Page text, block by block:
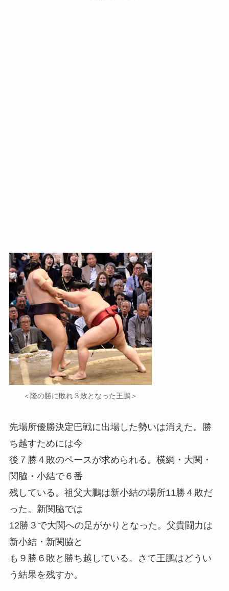
＜隆の勝に敗れ３敗となった王鵬＞
先場所優勝決定巴戦に出場した勢いは消えた。勝
ち越すためには今
後７勝４敗のペースが求められる。横綱・大関・
関脇・小結で６番
残している。祖父大鵬は新小結の場所11勝４敗だ
った。新関脇では
12勝３で大関への足がかりとなった。父貴闘力は
新小結・新関脇と
も９勝６敗と勝ち越している。さて王鵬はどうい
う結果を残すか。